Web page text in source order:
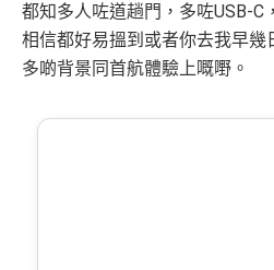
都知多人咗道趟門，多咗USB-C
相信都好易搵到或者你去我早
多啲背景同首航體驗上嘅嘢。